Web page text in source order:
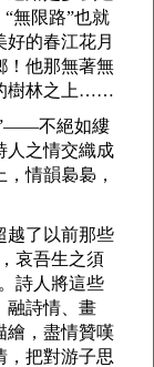
無限路”也就
的春江花月
！他那無著無
樹林之上……
不絕如縷
人之情交織成
情韻裊裊，
了以前那些
哀吾生之須
詩人將這些
融詩情、畫
繪，盡情贊嘆
，把對游子思